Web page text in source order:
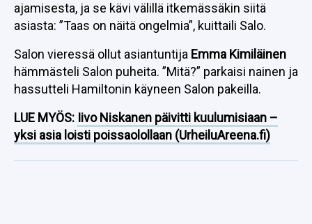
ajamisesta, ja se kävi välillä itkemässäkin siitä
asiasta: ”Taas on näitä ongelmia”, kuittaili Salo.
Salon vieressä ollut asiantuntija Emma Kimiläinen
hämmästeli Salon puheita. ”Mitä?” parkaisi nainen ja
hassutteli Hamiltonin käyneen Salon pakeilla.
LUE MYÖS: Iivo Niskanen päivitti kuulumisiaan –
yksi asia loisti poissaolollaan (UrheiluAreena.fi)